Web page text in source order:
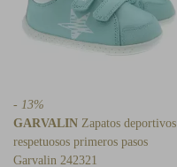
- 13%
GARVALIN Zapatos deportivos
respetuosos primeros pasos
Garvalin 242321